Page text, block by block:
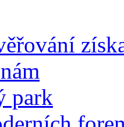
park